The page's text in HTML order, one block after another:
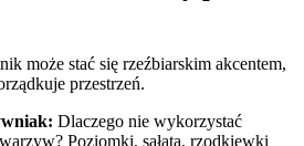
może stać się rzeźbiarskim akcentem,
przestrzeń.
Dlaczego nie wykorzystać
Poziomki, sałata, rzodkiewki